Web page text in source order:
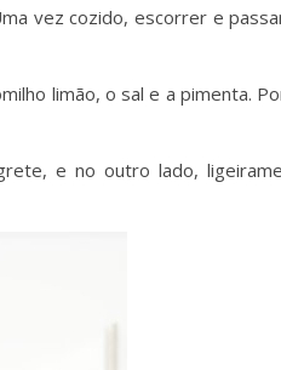
vez cozido, escorrer e
limão, o sal e a pimenta.
e no outro lado,